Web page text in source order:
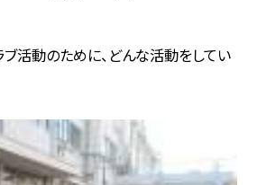
活動のために、どんな活動をしてい